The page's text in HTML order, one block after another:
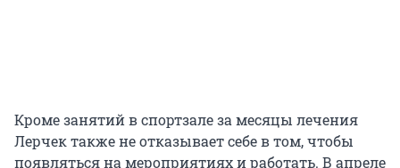
Кроме занятий в спортзале за месяцы лечения
Лерчек также не отказывает себе в том, чтобы
появляться на мероприятиях и работать. В апреле